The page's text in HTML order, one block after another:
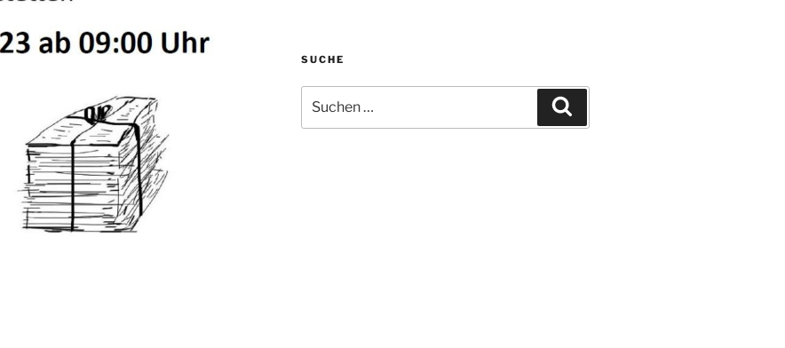
SUCHE
nach: